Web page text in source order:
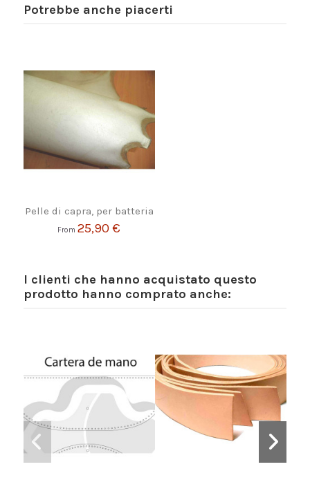
Potrebbe anche piacerti
Pelle di capra, per batteria
From25,90 €
I clienti che hanno acquistato questo
prodotto hanno comprato anche: